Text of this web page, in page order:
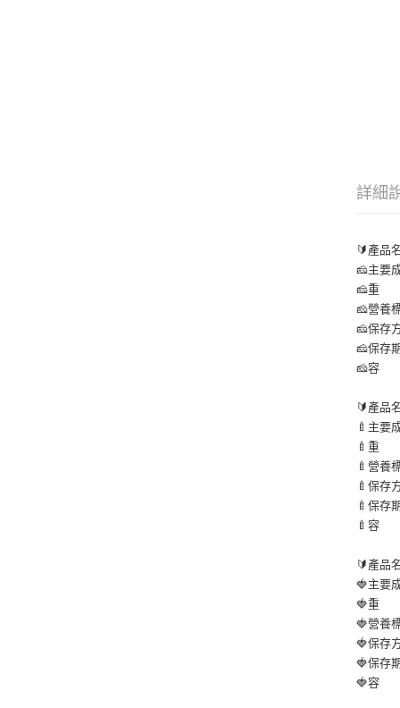
詳細
🔰產品
🧀主要
🧀重
🧀營養
🧀保存
🧀保存
🧀容
🔰產品
🍼主要
🍼重
🍼營養
🍼保存
🍼保存
🍼容
🔰產品
🍓主要
🍓重
🍓營養
🍓保存
🍓保存
🍓容